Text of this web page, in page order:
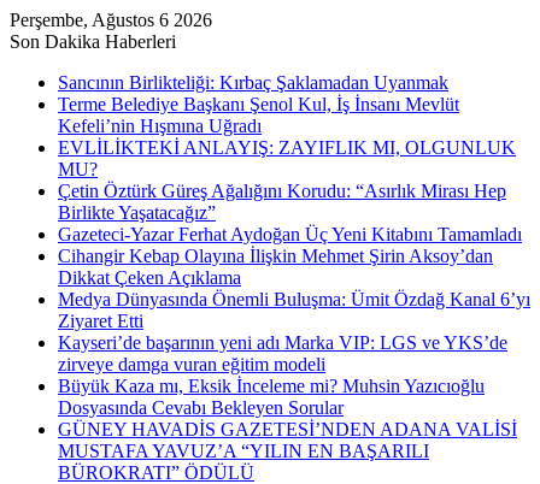
Perşembe, Ağustos 6 2026
Son Dakika Haberleri
Sancının Birlikteliği: Kırbaç Şaklamadan Uyanmak
Terme Belediye Başkanı Şenol Kul, İş İnsanı Mevlüt
Kefeli’nin Hışmına Uğradı
EVLİLİKTEKİ ANLAYIŞ: ZAYIFLIK MI, OLGUNLUK
MU?
Çetin Öztürk Güreş Ağalığını Korudu: “Asırlık Mirası Hep
Birlikte Yaşatacağız”
Gazeteci-Yazar Ferhat Aydoğan Üç Yeni Kitabını Tamamladı
Cihangir Kebap Olayına İlişkin Mehmet Şirin Aksoy’dan
Dikkat Çeken Açıklama
Medya Dünyasında Önemli Buluşma: Ümit Özdağ Kanal 6’yı
Ziyaret Etti
Kayseri’de başarının yeni adı Marka VIP: LGS ve YKS’de
zirveye damga vuran eğitim modeli
Büyük Kaza mı, Eksik İnceleme mi? Muhsin Yazıcıoğlu
Dosyasında Cevabı Bekleyen Sorular
GÜNEY HAVADİS GAZETESİ’NDEN ADANA VALİSİ
MUSTAFA YAVUZ’A “YILIN EN BAŞARILI
BÜROKRATI” ÖDÜLÜ